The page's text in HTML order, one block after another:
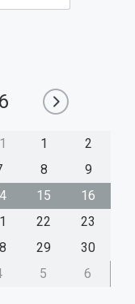
1
2
8
9
15
16
22
23
29
30
5 6